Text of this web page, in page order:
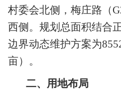
村委会北侧，梅庄路（
西侧。规划总面积结合
边界动态维护方案为
亩）。
二、用地布局